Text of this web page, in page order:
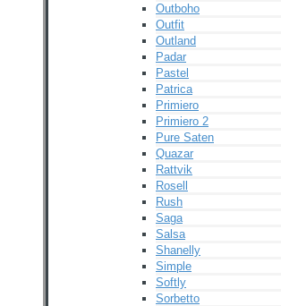
Outboho
Outfit
Outland
Padar
Pastel
Patrica
Primiero
Primiero 2
Pure Saten
Quazar
Rattvik
Rosell
Rush
Saga
Salsa
Shanelly
Simple
Softly
Sorbetto